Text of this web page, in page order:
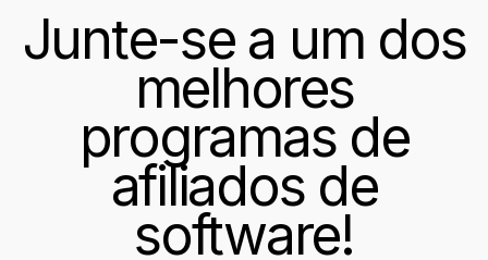
Junte-se a um dos
melhores
programas de
afiliados de
software!